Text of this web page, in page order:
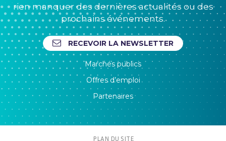
rien manquer des dernières actualités ou des
prochains événements.
RECEVOIR LA NEWSLETTER
Marchés publics
Offres d’emploi
Partenaires
PLAN DU SITE